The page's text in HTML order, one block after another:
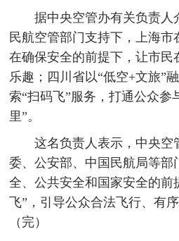
据中央空管办有关负责人
民航空管部门支持下，上海市
在确保安全的前提下，让市民
乐趣；四川省以“低空+文旅”
索“扫码飞”服务，打通公众参
里”。
这名负责人表示，中央空
委、公安部、中国民航局等部
全、公共安全和国家安全的前
飞”，引导公众合法飞行、有
（完）